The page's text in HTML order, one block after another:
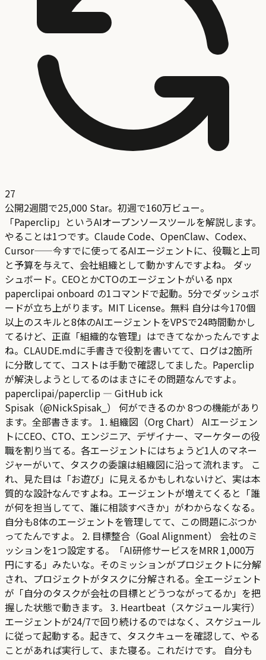
27
公開2週間で25,000 Star。初週で160万ビュー。
「Paperclip」というAIオープンソースツールを解説します。
やることは1つです。Claude Code、OpenClaw、Codex、
Cursor——今すでに使ってるAIエージェントに、役職と上司
と予算を与えて、会社組織として動かすんですよね。 ダッ
シュボード。CEOとかCTOのエージェントがいる npx
paperclipai onboard の1コマンドで起動。5分でダッシュボ
ードが立ち上がります。MIT License。無料 自分は今170個
以上のスキルと8体のAIエージェントをVPSで24時間動かし
てるけど、正直「組織的な管理」はできてなかったんですよ
ね。CLAUDE.mdに手書きで役割を書いてて、ログは2箇所
に分散してて、コストは手動で確認してました。Paperclip
が解決しようとしてるのはまさにその問題なんですよ。
paperclipai/paperclip — GitHub ick
Spisak（@NickSpisak_） 何ができるのか 8つの機能があり
ます。全部書きます。 1. 組織図（Org Chart） AIエージェン
トにCEO、CTO、エンジニア、デザイナー、マーケターの役
職を割り当てる。各エージェントにはちょうど1人のマネー
ジャーがいて、タスクの委譲は組織図に沿って流れます。 こ
れ、見た目は「お遊び」に見えるかもしれないけど、実は本
質的な設計なんですよね。エージェントが増えてくると「誰
が何を担当してて、誰に相談すべきか」がわからなくなる。
自分も8体のエージェントを管理してて、この問題にぶつか
ってたんですよ。 2. 目標整合（Goal Alignment） 会社のミ
ッションを1つ設定する。「AI研修サービスをMRR 1,000万
円にする」みたいな。そのミッションがプロジェクトに分解
され、プロジェクトがタスクに分解される。全エージェント
が「自分のタスクが会社の目標とどうつながってるか」を把
握した状態で動きます。 3. Heartbeat（スケジュール実行）
エージェントが24/7で回り続けるのではなく、スケジュール
に従って起動する。起きて、タスクキューを確認して、やる
ことがあれば実行して、また寝る。これだけです。 自分も